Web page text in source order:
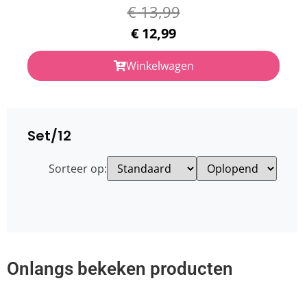
€13,99
€ 12,99
Winkelwagen
Set/12
Sorteer op:
Onlangs bekeken producten